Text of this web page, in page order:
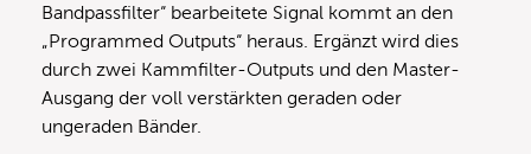
Bandpassfilter“ bearbeitete Signal kommt an den
„Programmed Outputs“ heraus. Ergänzt wird dies
durch zwei Kammfilter-Outputs und den Master-
Ausgang der voll verstärkten geraden oder
ungeraden Bänder.